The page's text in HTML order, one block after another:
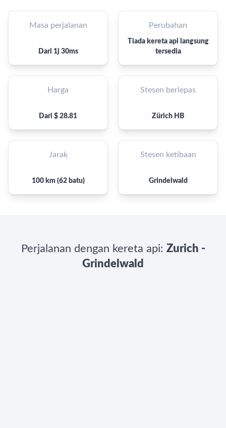
Masa perjalanan
Dari 1j 30ms
Harga
Dari $ 28.81
Jarak
100 km (62 batu)
Perubahan
Tiada kereta api langsung
tersedia
Stesen berlepas
Zürich HB
Stesen ketibaan
Grindelwald
Perjalanan dengan kereta api: Zurich -
Grindelwald